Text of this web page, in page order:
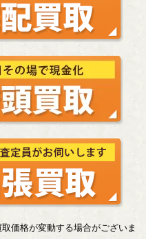
価格が変動する場合がございま